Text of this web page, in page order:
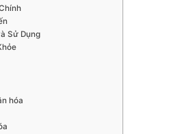
Sử Dụng
hóa